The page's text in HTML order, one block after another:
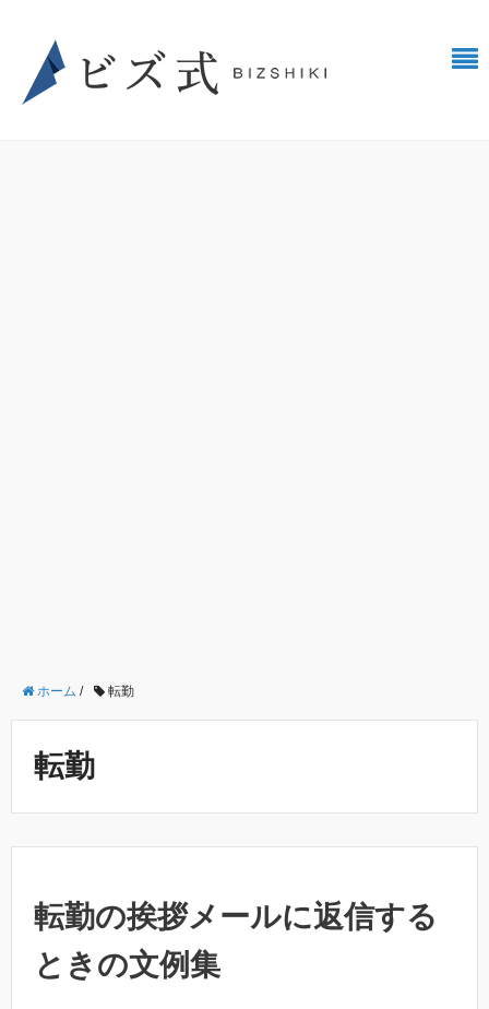
ホーム / 転勤
転勤
転勤の挨拶メールに返信する
ときの文例集